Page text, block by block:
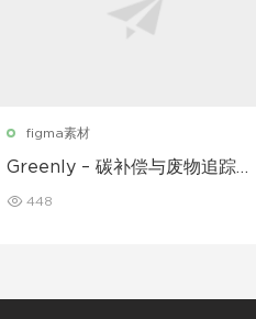
figma素材
Greenly – 碳补偿与废物追踪移
448